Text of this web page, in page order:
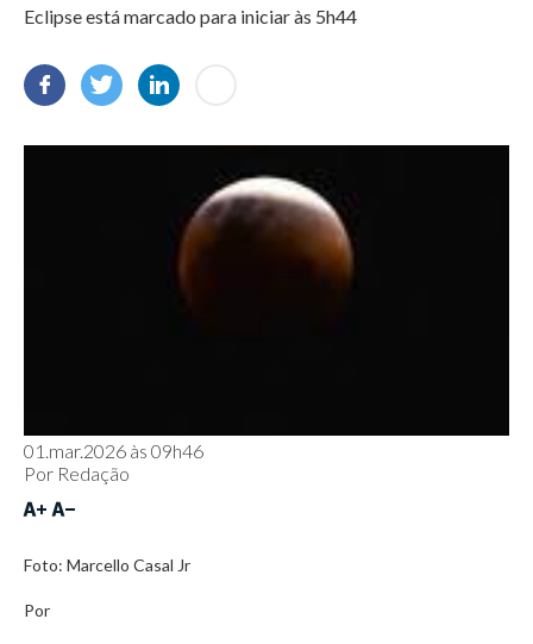
Eclipse está marcado para iniciar às 5h44
01.mar.2026 às 09h46
Por Redação
Foto: Marcello Casal Jr
Por